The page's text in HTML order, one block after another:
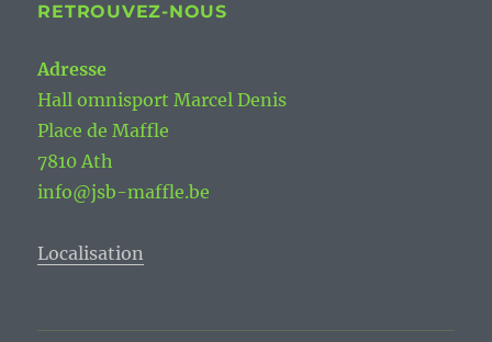
RETROUVEZ-NOUS
Adresse
Hall omnisport Marcel Denis
Place de Maffle
7810 Ath
info@jsb-maffle.be
Localisation